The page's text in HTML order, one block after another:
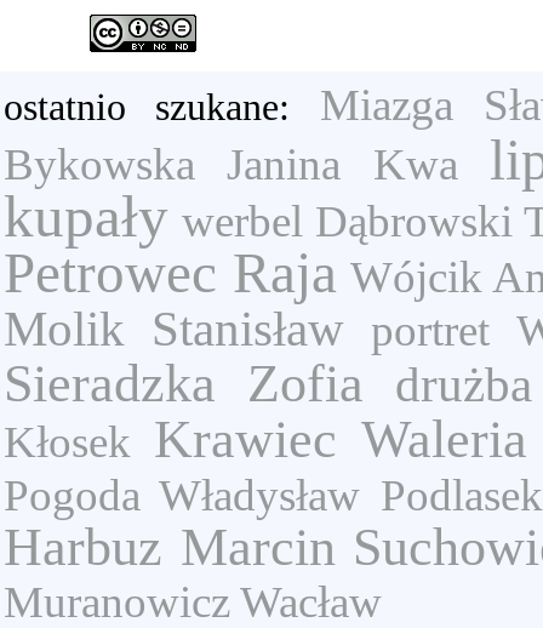
ostatnio szukane: Miazga
Bykowska Janina
Kwa
kupały werbel Dąbrowski
Petrowec Raja Wójcik
Molik Stanisław portret
Sieradzka Zofia drużba
Kłosek Krawiec Waleria
Pogoda Władysław
Harbuz Marcin
Muranowicz Wacław